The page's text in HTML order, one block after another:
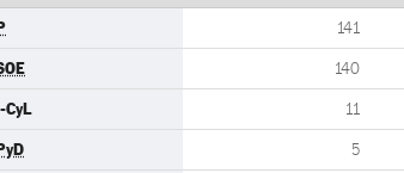
141
140
CyL 11
5